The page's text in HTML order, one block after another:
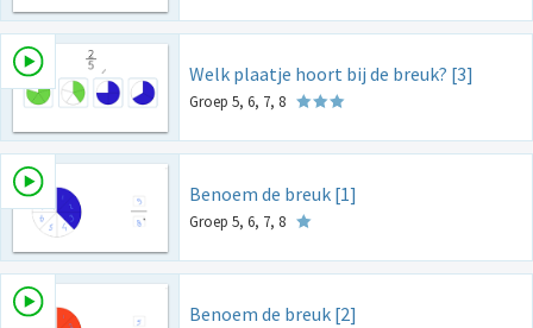
Welk plaatje hoort bij de breuk? [3]
Groep 5, 6, 7, 8
Benoem de breuk [1]
Groep 5, 6, 7, 8
Benoem de breuk [2]